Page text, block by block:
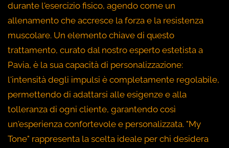
durante l'esercizio fisico, agendo come un
allenamento che accresce la forza e la resistenza
muscolare. Un elemento chiave di questo
trattamento, curato dal nostro esperto estetista a
Pavia, è la sua capacità di personalizzazione:
l'intensità degli impulsi è completamente regolabile,
permettendo di adattarsi alle esigenze e alla
tolleranza di ogni cliente, garantendo così
un'esperienza confortevole e personalizzata. "My
Tone" rappresenta la scelta ideale per chi desidera